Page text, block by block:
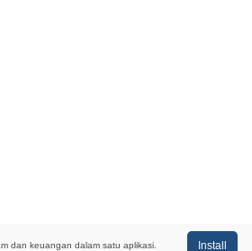
dan keuangan dalam satu aplikasi. Install